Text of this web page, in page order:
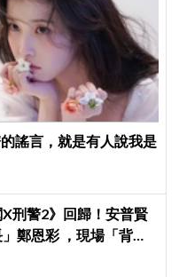
謠言，就是有人說我是
X刑警2》回歸！安普賢
鄭恩彩 ，現場「背靠